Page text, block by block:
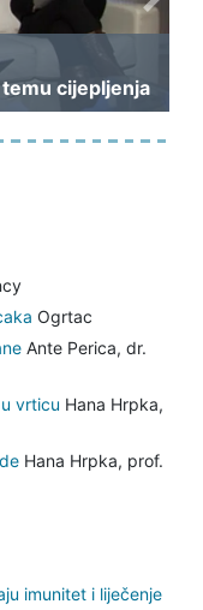
cijepljenja
Next
Ogrtac
Ante Perica, dr.
vrticu Hana Hrpka,
Hana Hrpka, prof.
imunitet i liječenje